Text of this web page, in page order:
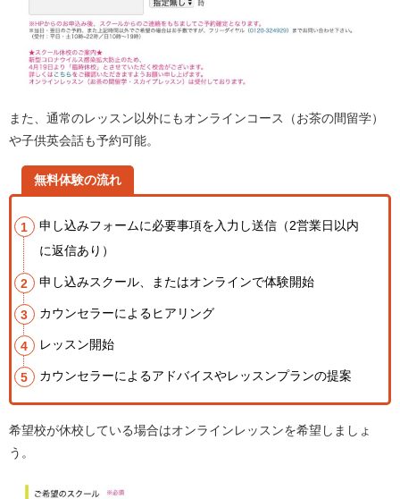
また、通常のレッスン以外にもオンラインコース（お茶の間留学）
や子供英会話も予約可能。
無料体験の流れ
申し込みフォームに必要事項を入力し送信（2営業日以内
に返信あり）
申し込みスクール、またはオンラインで体験開始
カウンセラーによるヒアリング
レッスン開始
カウンセラーによるアドバイスやレッスンプランの提案
希望校が休校している場合はオンラインレッスンを希望しましょ
う。